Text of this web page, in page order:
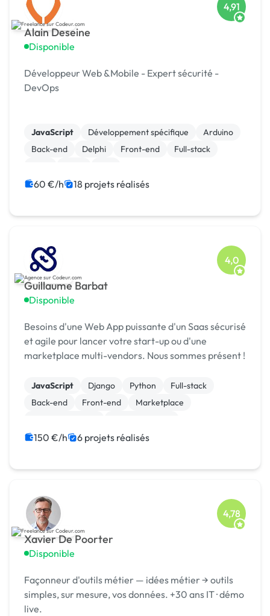
Alain Deseine
Disponible
4,91
Développeur Web &Mobile - Expert sécurité -
DevOps
JavaScript Développement spécifique
Arduino
Back-end
Delphi Front-end
Full-stack
60 €/h 18 projets réalisés
Guillaume Barbat
Disponible
4,0
Besoins d'une Web App puissante d'un Saas sécurisé
et agile pour lancer votre start-up ou d'une
marketplace multi-vendors. Nous sommes présent !
JavaScript Django Python
Full-stack
Back-end
Front-end
Marketplace
CSS, HTML, XML
150 €/h 6 projets réalisés
Xavier De Poorter
Disponible
4,78
Façonneur d'outils métier — idées métier → outils
simples, sur mesure, vos données. +30 ans IT · démo
live.